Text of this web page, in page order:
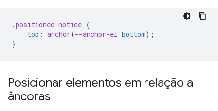
.positioned-notice {
top : anchor(--anchor-el bottom);
}
Posicionar elementos em relação a
âncoras